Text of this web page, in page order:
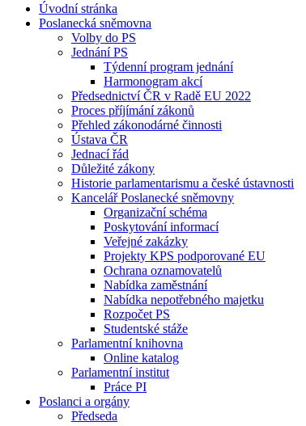
Úvodní stránka
Poslanecká sněmovna
Volby do PS
Jednání PS
Týdenní program jednání
Harmonogram akcí
Předsednictví ČR v Radě EU 2022
Proces příjímání zákonů
Přehled zákonodárné činnosti
Ústava ČR
Jednací řád
Důležité zákony
Historie parlamentarismu a české ústavnosti
Kancelář Poslanecké sněmovny
Organizační schéma
Poskytování informací
Veřejné zakázky
Projekty KPS podporované EU
Ochrana oznamovatelů
Nabídka zaměstnání
Nabídka nepotřebného majetku
Rozpočet PS
Studentské stáže
Parlamentní knihovna
Online katalog
Parlamentní institut
Práce PI
Poslanci a orgány
Předseda